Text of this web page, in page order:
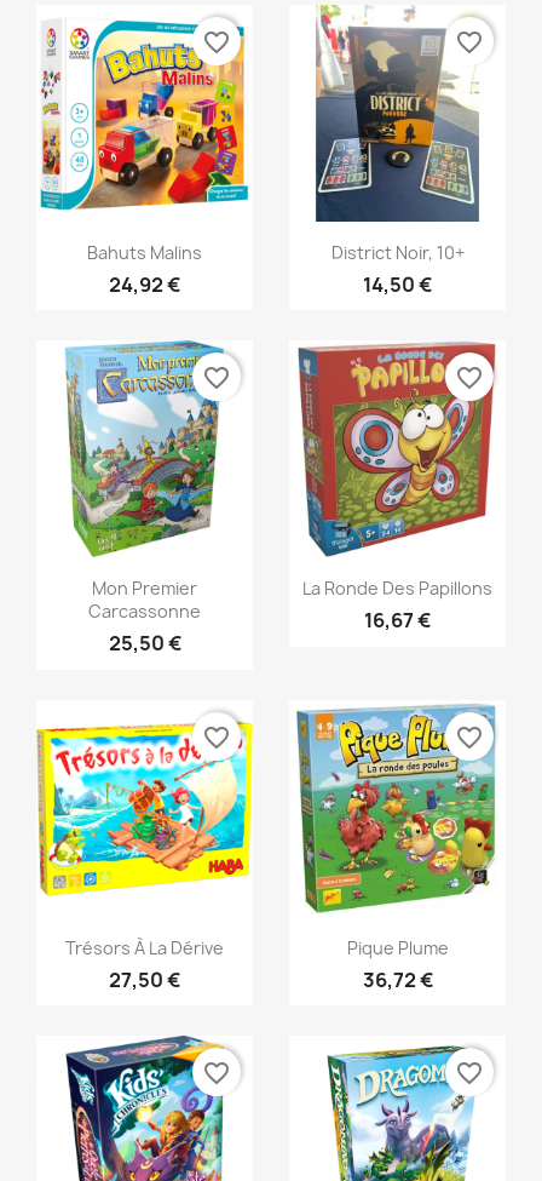
Aperçu rapide
Bahuts Malins
24,92 €
favorite_border
Aperçu rapide
District Noir, 10+
14,50 €
favorite_border
Aperçu rapide
Mon Premier
Carcassonne
25,50 €
favorite_border
Aperçu rapide
La Ronde Des Papillons
16,67 €
favorite_border
Aperçu rapide
Trésors À La Dérive
27,50 €
favorite_border
Aperçu rapide
Pique Plume
36,72 €
favorite_border
favorite_border favorite_border